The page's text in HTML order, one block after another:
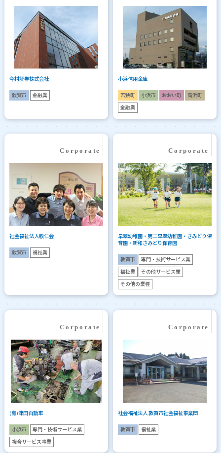
今村証券株式会社
敦賀市 金融業
小浜信用金庫
若狭町 小浜市 おおい町 高浜町
金融業
社会福祉法人敬仁会
敦賀市 福祉業
早翠幼稚園・第二早翠幼稚園・さみどり保
育園・新和さみどり保育園
敦賀市 専門・技術サービス業
福祉業 その他サービス業
その他の業種
(有)津田自動車
小浜市 専門・技術サービス業
複合サービス事業
社会福祉法人 敦賀市社会福祉事業団
敦賀市 福祉業